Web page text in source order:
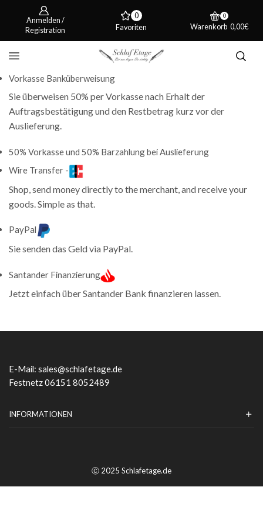
Anmelden /
Registration
0
Favoriten
0
Warenkorb 0,00€
Vorkasse Banküberweisung
Sie überweisen 50% per Vorkasse nach Erhalt der
Auftragsbestätigung und den Restbetrag kurz vor der
Auslieferung.
50% Vorkasse und 50% Barzahlung bei Auslieferung
Wire Transfer -
Shop, send money directly to the merchant, and receive your
goods. Simple as that.
PayPal
Sie senden das Geld via PayPal.
Santander Finanzierung
Jetzt einfach über Santander Bank finanzieren lassen.
E-Mail: sales@schlafetage.de
Festnetz 06151 8052489
INFORMATIONEN
Ⓒ 2025 Schlafetage.de